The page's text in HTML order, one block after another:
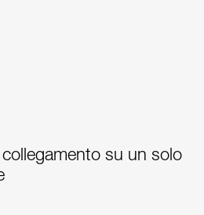
su un solo